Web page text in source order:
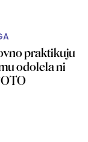
praktikuju
odolela ni